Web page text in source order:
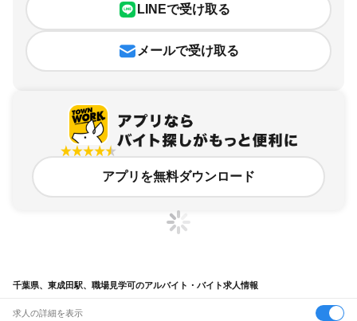
LINEで受け取る
メールで受け取る
アプリを無料ダウンロード
千葉県、東成田駅、職場見学可のアルバイト・バイト求人情報
求人の詳細を表示